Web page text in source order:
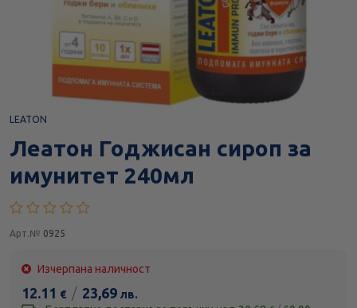
LEATON
Леатон Годжисан сироп за
имунитет 240мл
Арт.№ 0925
Изчерпана наличност
12.11 € / 23,69 лв.